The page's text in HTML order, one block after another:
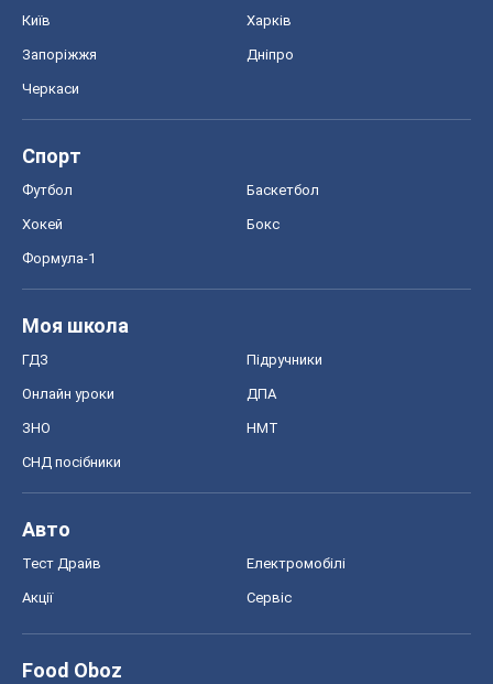
Київ Харків
Запоріжжя Дніпро
Черкаси
Спорт
Футбол Баскетбол
Хокей Бокс
Формула-1
Моя школа
ГДЗ Підручники
Онлайн уроки ДПА
ЗНО НМТ
СНД посібники
Авто
Тест Драйв Електромобілі
Акції Сервіс
Food Oboz